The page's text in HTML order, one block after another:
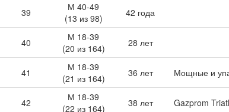
39
М 40-49
(13 из 98)
42 года
40
М 18-39
(20 из 164)
28 лет
41
М 18-39
(21 из 164)
36 лет Мощные и
42
М 18-39
(22 из 164)
38 лет Gazprom